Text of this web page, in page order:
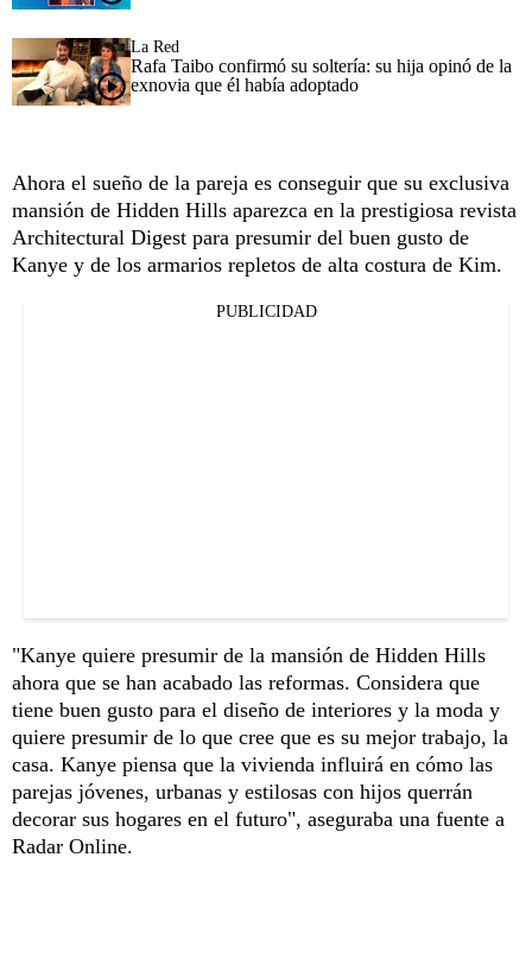
La Red
Rafa Taibo confirmó su soltería: su hija opinó de la
exnovia que él había adoptado
Ahora el sueño de la pareja es conseguir que su exclusiva
mansión de Hidden Hills aparezca en la prestigiosa revista
Architectural Digest para presumir del buen gusto de
Kanye y de los armarios repletos de alta costura de Kim.
PUBLICIDAD
"Kanye quiere presumir de la mansión de Hidden Hills
ahora que se han acabado las reformas. Considera que
tiene buen gusto para el diseño de interiores y la moda y
quiere presumir de lo que cree que es su mejor trabajo, la
casa. Kanye piensa que la vivienda influirá en cómo las
parejas jóvenes, urbanas y estilosas con hijos querrán
decorar sus hogares en el futuro", aseguraba una fuente a
Radar Online.